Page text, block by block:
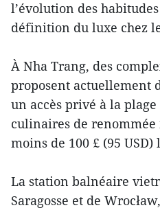
l’évolution des
définition du luxe chez
À Nha Trang, des
proposent actuellement
un accès privé à la
culinaires de
moins de 100 £ (95 USD)
La station balnéaire
Saragosse et de